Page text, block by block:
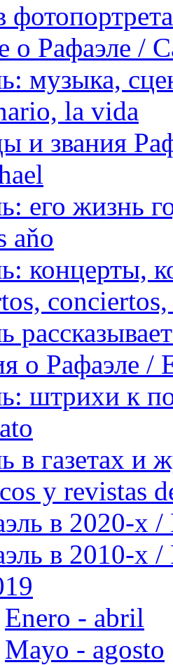
о Рафаэле /
музыка,
la vida
и звания
его жизнь
aňo
концерты,
о Рафаэле /
штрихи к
в газетах и
y revistas
в 2020-х /
в 2010-х /
Enero - abril
Mayo - agosto